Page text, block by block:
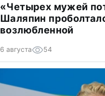
«Четырех мужей
Шаляпин
возлюбленной
6 августа 54